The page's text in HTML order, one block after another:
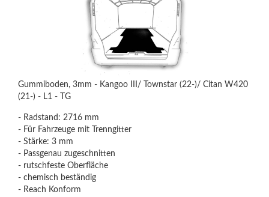
Gummiboden, 3mm - Kangoo III/ Townstar (22-)/ Citan W420
(21-) - L1 - TG
- Radstand: 2716 mm
- Für Fahrzeuge mit Trenngitter
- Stärke: 3 mm
- Passgenau zugeschnitten
- rutschfeste Oberfläche
- chemisch beständig
- Reach Konform